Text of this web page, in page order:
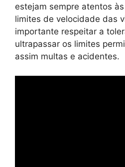
estejam sempre atentos
limites de velocidade das
importante respeitar a
ultrapassar os limites
assim multas e acidentes.